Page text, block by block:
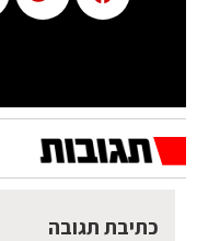
כתיבת תגובה